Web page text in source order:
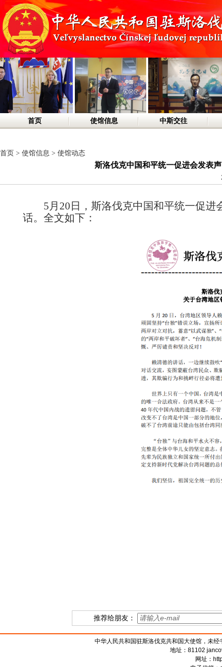
首页 使馆信息 中斯交往
首页 > 使馆信息 > 使馆动态
斯洛伐克中国和平统一促进会发表
5月20日 ，斯洛伐克中国和平统一促
话。全文如下：
推荐给朋友：
中华人民共和国驻斯洛伐克共和国大使馆，未
地址：81102
网址：